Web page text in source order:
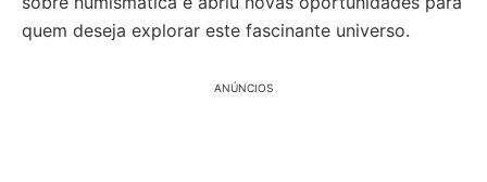
quem deseja explorar este fascinante universo.
ANÚNCIOS